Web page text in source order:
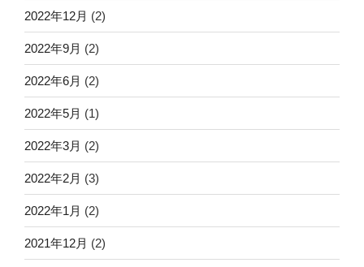
2022年12月 (2)
2022年9月 (2)
2022年6月 (2)
2022年5月 (1)
2022年3月 (2)
2022年2月 (3)
2022年1月 (2)
2021年12月 (2)